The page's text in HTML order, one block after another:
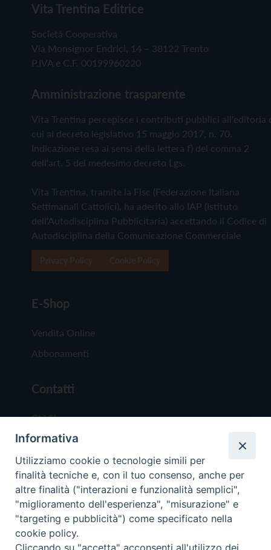
Vita Trentina Editrice
Società Cooperativa
Via Monsignor Endrici, 14 – 38122 Trento
P.IVA e C.F. 00199960220
Amministrazione trasparente
Vita Trentina percepisce i contributi pubblici all'editoria
cui al decreto legislativo 15 maggio 2017, n. 70.
Indicazione resa ai sensi della lettera f) del comma 2
dell'art. 5 del medesimo decreto Lgs.
Vita Trentina, tramite la Fisc (Federazione Italiana
Settimanali Cattolici), ha aderito allo IAP (Istituto
dell'Autodisciplina Pubblicitaria) accettando il Codice di
Autodisciplina della Comunicazione Commerciale
E-Shop
Vendita Online
Abbonamenti
Contatti
Chi Siamo
Redazione
Scrivici
Copyright © 2019 - Tutti i diritti riservati - Vita
Informativa
Utilizziamo cookie o tecnologie simili per
finalità tecniche e, con il tuo consenso, anche per
altre finalità ("interazioni e funzionalità semplici",
"miglioramento dell'esperienza", "misurazione" e
"targeting e pubblicità") come specificato nella
cookie policy.